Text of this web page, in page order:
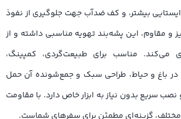
بیشتر، و کف ضدآب جهت جلوگیری از نفوذ
و مقاوم، این پشه‌بند تهویه مناسبی داشته و از
می‌کند. مناسب برای طبیعت‌گردی، کمپینگ،
باغ و حیاط، طراحی سبک و جمع‌شونده آن حمل
سریع بدون نیاز به ابزار خاص دارد. با مقاومت
مختلف، گزینه‌ای مطمئن برای سفرهای شماست.